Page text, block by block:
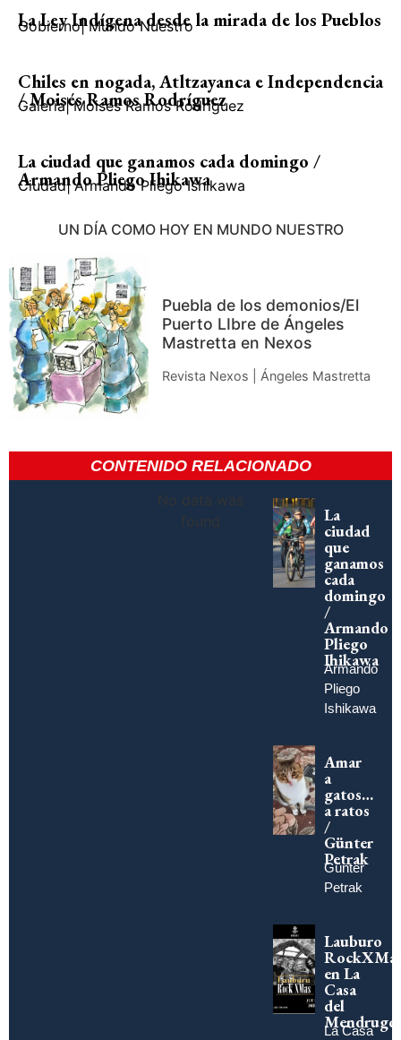
La Ley Indígena desde la mirada de los Pueblos
Gobierno| Mundo Nuestro
Chiles en nogada, Atltzayanca e Independencia
/ Moisés Ramos Rodríguez
Galería| Moisés Ramos Rodríguez
La ciudad que ganamos cada domingo /
Armando Pliego Ihikawa
Ciudad| Armando Pliego Ishikawa
UN DÍA COMO HOY EN MUNDO NUESTRO
Puebla de los demonios/El
Puerto LIbre de Ángeles
Mastretta en Nexos
Revista Nexos | Ángeles Mastretta
CONTENIDO RELACIONADO
No data was
found
La
ciudad
que
ganamos
cada
domingo
/
Armando
Pliego
Ihikawa
Armando
Pliego
Ishikawa
Amar
a
gatos…
a ratos
/
Günter
Petrak
Günter
Petrak
Lauburo
en La
Casa
del
Mendrugo
La Casa